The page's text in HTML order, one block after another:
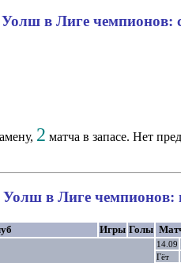
в Лиге чемпионов:
2 матча в запасе. Нет
в Лиге чемпионов:
Игры Голы
14.09
Гёт